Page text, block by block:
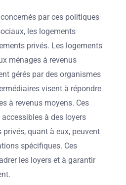
par ces politiques
les logements
privés. Les logements
ménages à revenus
gérés par des organismes
visent à répondre
à revenus moyens. Ces
à des loyers
quant à eux, peuvent
spécifiques. Ces
les loyers et à garantir